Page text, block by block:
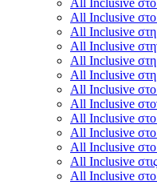
All Inclusive
All Inclusive
All Inclusive
All Inclusive
All Inclusive
All Inclusive
All Inclusive
All Inclusive
All Inclusive
All Inclusive
All Inclusive
All Inclusive